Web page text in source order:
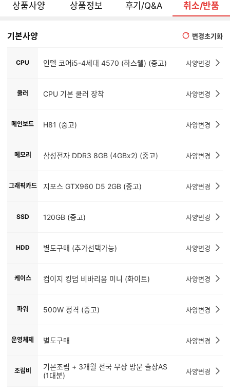
상품사양 상품정보 후기/Q&A 취소/반품
기본사양 변경초기화
CPU 인텔 코어i5-4세대 4570 (하스웰) (중고) 사양변경
쿨러 CPU 기본 쿨러 장착 사양변경
메인보드 H81 (중고) 사양변경
메모리 삼성전자 DDR3 8GB (4GBx2) (중고) 사양변경
그래픽카드 지포스 GTX960 D5 2GB (중고) 사양변경
SSD 120GB (중고) 사양변경
HDD 별도구매 (추가선택가능) 사양변경
케이스 컴이지 킹덤 비바리움 미니 (화이트) 사양변경
파워 500W 정격 (중고) 사양변경
운영체제 별도구매 사양변경
조립비
기본조립 + 3개월 전국 무상 방문 출장AS
(1대분)
사양변경